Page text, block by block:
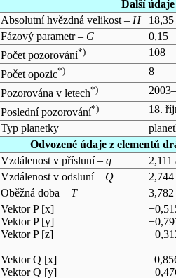
Další údaje
Absolutní hvězdná velikost – H
Fázový parametr – G
0,15
Počet pozorování*)
108
Počet opozic*)
8
Pozorována v letech*)
Poslední pozorování*)
18.
Typ planetky
Odvozené údaje z elementů
Vzdálenost v přísluní – q
Vzdálenost v odsluní – Q
Oběžná doba – T
Vektor P [x]
Vektor P [y]
Vektor P [z]
Vektor Q [x]
Vektor Q [y]